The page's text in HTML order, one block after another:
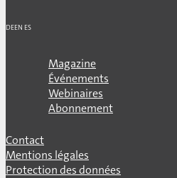
DEEN ES
Magazine
Événements
Webinaires
Abonnement
Contact
Mentions légales
Protection des données